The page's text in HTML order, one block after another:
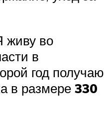
живу во
в
год получаю
в размере 330